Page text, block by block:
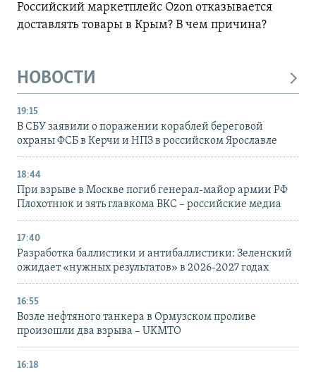
Российский маркетплейс Ozon отказывается
доставлять товары в Крым? В чем причина?
НОВОСТИ
19:15
В СБУ заявили о поражении кораблей береговой
охраны ФСБ в Керчи и НПЗ в российском Ярославле
18:44
При взрыве в Москве погиб генерал-майор армии РФ
Плохотнюк и зять главкома ВКС – российские медиа
17:40
Разработка баллистики и антибаллистики: Зеленский
ожидает «нужных результатов» в 2026-2027 годах
16:55
Возле нефтяного танкера в Ормузском проливе
произошли два взрыва – UKMTO
16:18